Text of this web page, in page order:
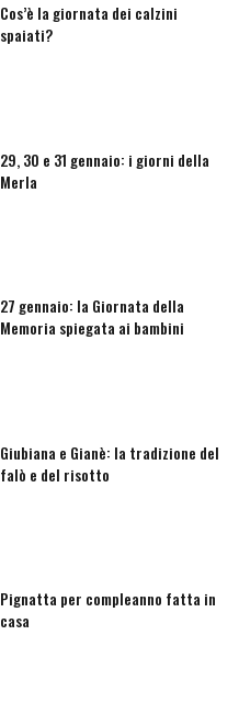
Cos’è la giornata dei calzini
spaiati?
29, 30 e 31 gennaio: i giorni della
Merla
27 gennaio: la Giornata della
Memoria spiegata ai bambini
Giubiana e Gianè: la tradizione del
falò e del risotto
Pignatta per compleanno fatta in
casa